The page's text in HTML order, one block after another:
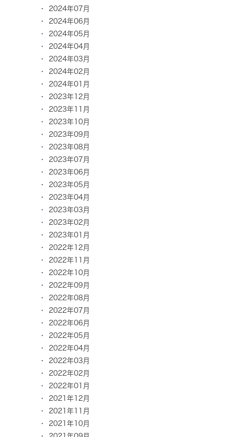
2024年07月
2024年06月
2024年05月
2024年04月
2024年03月
2024年02月
2024年01月
2023年12月
2023年11月
2023年10月
2023年09月
2023年08月
2023年07月
2023年06月
2023年05月
2023年04月
2023年03月
2023年02月
2023年01月
2022年12月
2022年11月
2022年10月
2022年09月
2022年08月
2022年07月
2022年06月
2022年05月
2022年04月
2022年03月
2022年02月
2022年01月
2021年12月
2021年11月
2021年10月